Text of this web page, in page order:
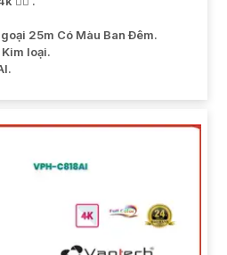
25m Có Màu Ban Ðêm.
loại.